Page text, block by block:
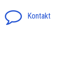
Kontakt